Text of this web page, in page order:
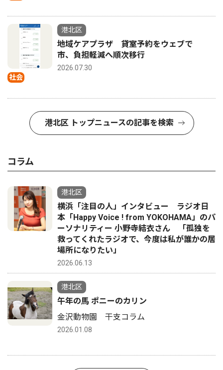
社会
港北区
地域ケアプラザ 貸室予約をウェブで
市、負担軽減へ順次移行
2026.07.30
港北区 トップニュースの記事を検索
コラム
港北区
横浜「注目の人」インタビュー ラジオ日
本「Happy Voice ! from YOKOHAMA」のパ
ーソナリティー 小野寺結衣さん 「孤独を
救ってくれたラジオで、今度は私が誰かの居
場所になりたい」
2026.06.13
港北区
午年の馬 ポニーのカリン
金沢動物園 干支コラム
2026.01.08